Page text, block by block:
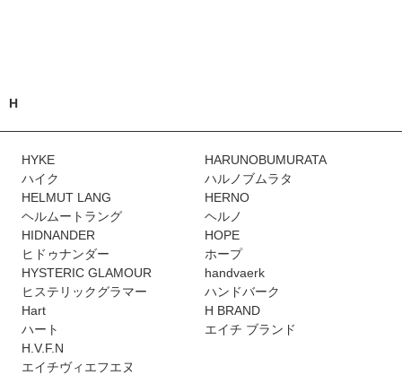
H
HYKE
ハイク
HARUNOBUMURATA
ハルノブムラタ
HELMUT LANG
ヘルムートラング
HERNO
ヘルノ
HIDNANDER
ヒドゥナンダー
HOPE
ホープ
HYSTERIC GLAMOUR
ヒステリックグラマー
handvaerk
ハンドバーク
Hart
ハート
H BRAND
エイチ ブランド
H.V.F.N
エイチヴィエフエヌ